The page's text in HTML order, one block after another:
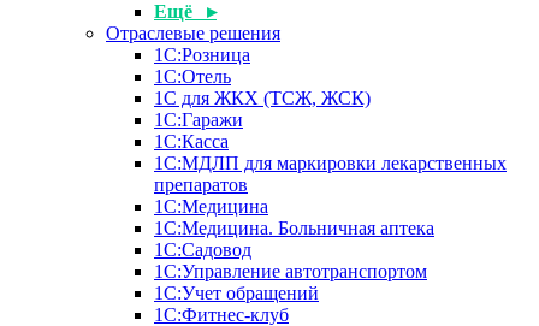
Ещё ▸
Отраслевые решения
1С:Розница
1С:Отель
1С для ЖКХ (ТСЖ, ЖСК)
1С:Гаражи
1С:Касса
1С:МДЛП для маркировки лекарственных
препаратов
1С:Медицина
1С:Медицина. Больничная аптека
1С:Садовод
1С:Управление автотранспортом
1С:Учет обращений
1С:Фитнес-клуб